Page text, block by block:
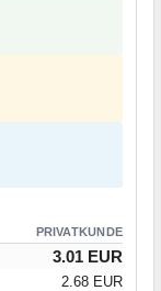
PRIVATKUNDE
3.01 EUR
2.68 EUR